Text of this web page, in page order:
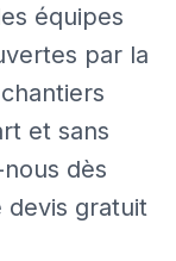
équipes
par la
et sans
dès
gratuit